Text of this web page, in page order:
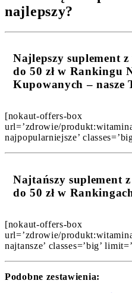
najlepszy?
Najlepszy suplement
do 50 zł w Rankingu
Kupowanych – nasze
[nokaut-offers-box
url=’zdrowie/
najpopularniejsze’
Najtańszy suplement
do 50 zł w
[nokaut-offers-box
url=’zdrowie/
najtansze’ classes=’big’
Podobne zestawienia: